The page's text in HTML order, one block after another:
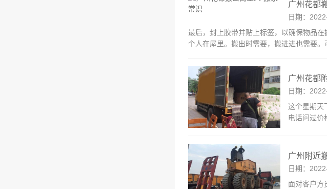
广州花都
日期：
最后，封上胶带并贴上标签，以确保物品
个人在屋里。搬出时需要，搬进进也需要。
广州花都
日期：
这个星期天
电话问过价
广州附近
日期：
面对客户方